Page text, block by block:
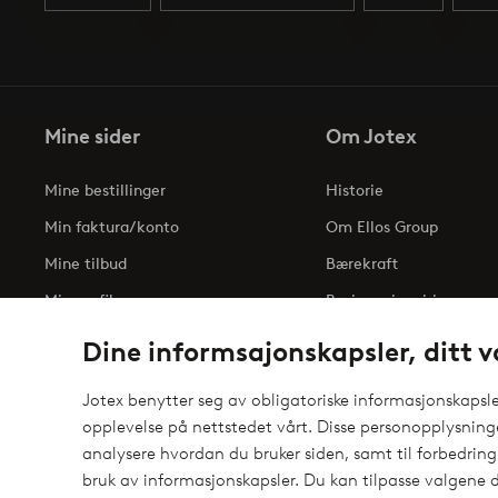
Dine informsajonskapsler, ditt
Jotex benytter seg av obligatoriske
opplevelse på nettstedet vårt. Disse
analysere hvordan du bruker siden, samt til
bruk av informasjonskapsler. Du kan tilpasse
Mine sider
Mine bestillinger
Min faktura/konto
Mine tilbud
Min profil
Om Jotex
Historie
Om Ellos Group
Bærekraft
Business inquiries
Tilgjengelighetserklæring
Sikre betalinger - Betal direkte eller del opp
Vil du vite mer om våre betalingsalternativer elpy